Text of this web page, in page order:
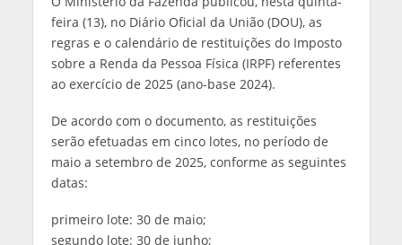
feira (13), no Diário Oficial da União (DOU), as
regras e o calendário de restituições do Imposto
sobre a Renda da Pessoa Física (IRPF) referentes
ao exercício de 2025 (ano-base 2024).
De acordo com o documento, as restituições
serão efetuadas em cinco lotes, no período de
maio a setembro de 2025, conforme as seguintes
datas:
primeiro lote: 30 de maio;
segundo lote: 30 de junho;